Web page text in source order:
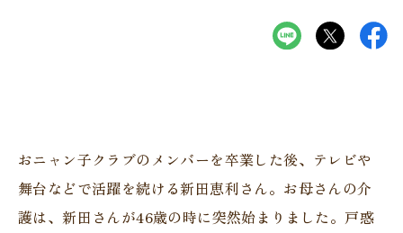
おニャン子クラブのメンバーを卒業した後、テレビや
舞台などで活躍を続ける新田恵利さん。お母さんの介
護は、新田さんが46歳の時に突然始まりました。戸惑